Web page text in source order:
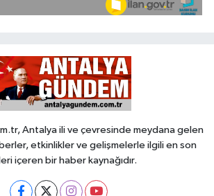
Antalya ili ve çevresinde meydana gelen
etkinlikler ve gelişmelerle ilgili en son
içeren bir haber kaynağıdır.